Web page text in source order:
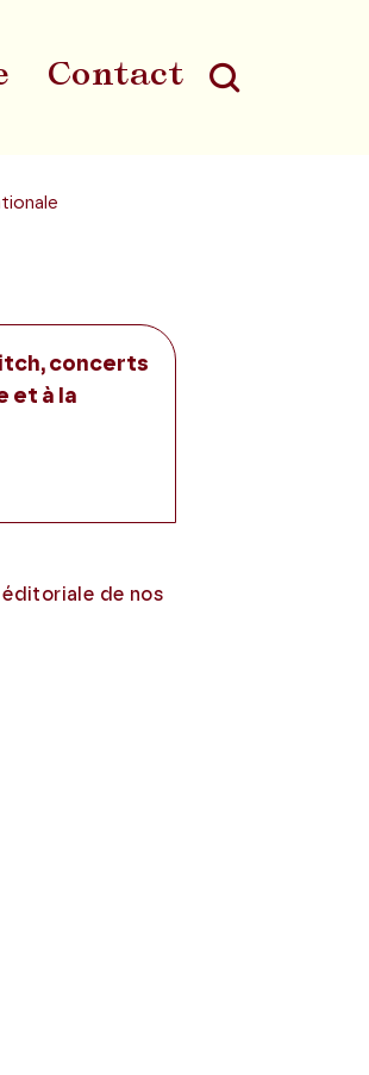
Contact
Au
concerts
et à la
de nos